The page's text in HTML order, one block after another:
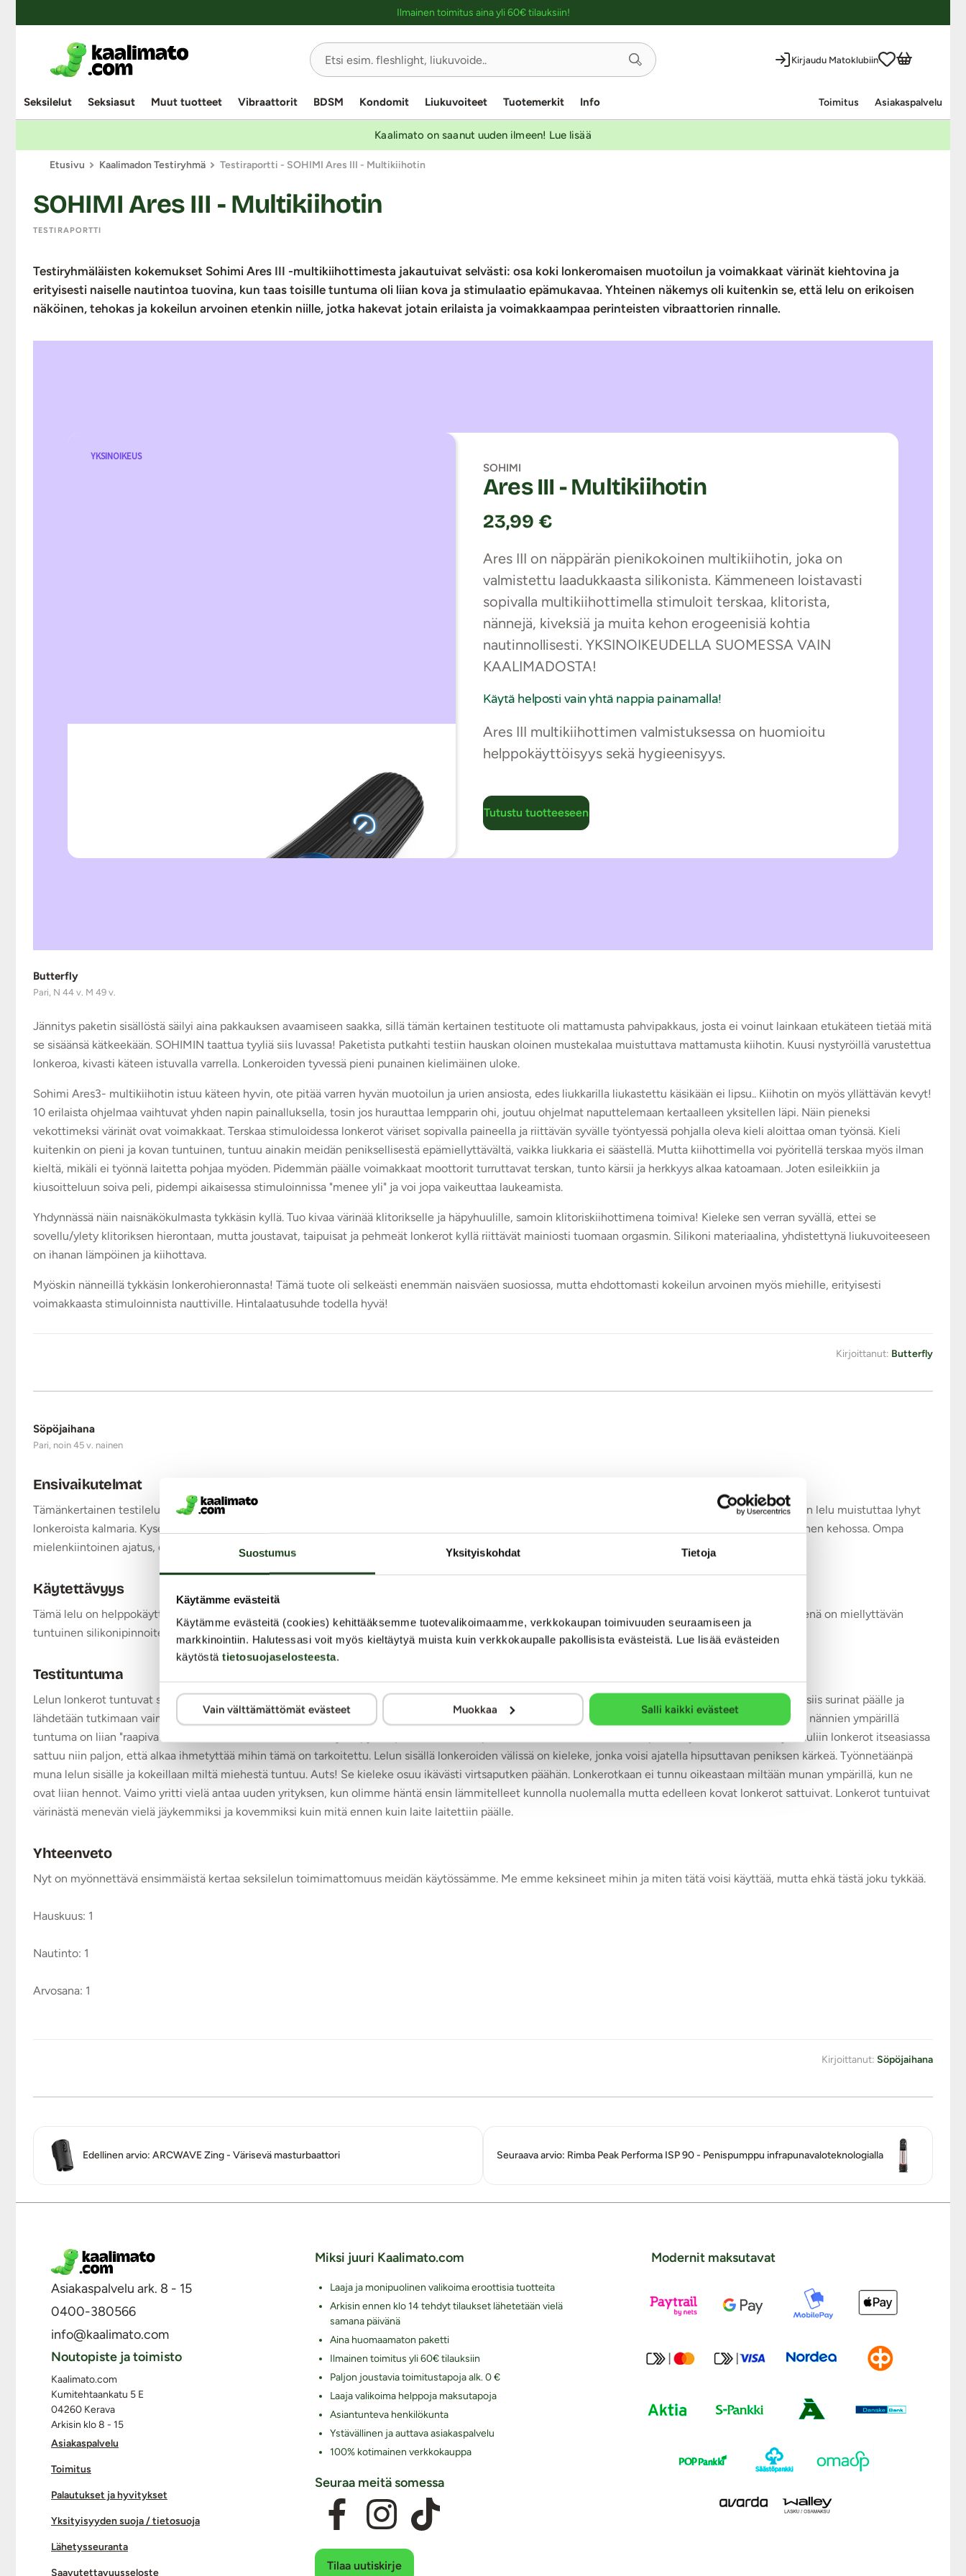
Suostumus Yksityiskohdat Tietoja
Käytämme evästeitä
Käytämme evästeitä (cookies) kehittääksemme tuotevalikoimaamme, verkkokaupan toimivuuden seuraamiseen ja
markkinointiin. Halutessasi voit myös kieltäytyä muista kuin verkkokaupalle pakollisista evästeistä. Lue lisää evästeiden
käytöstä tietosuojaselosteesta.
Vain välttämättömät evästeet Muokkaa Salli kaikki evästeet
Ilmainen toimitus aina yli 60€ tilauksiin!
Kirjaudu Matoklubiin
Seksilelut Seksiasut Muut tuotteet Vibraattorit BDSM Kondomit Liukuvoiteet Tuotemerkit Info Toimitus Asiakaspalvelu
Kaalimato on saanut uuden ilmeen! Lue lisää
Etusivu Kaalimadon Testiryhmä Testiraportti - SOHIMI Ares III - Multikiihotin
SOHIMI Ares III - Multikiihotin
TESTIRAPORTTI
Testiryhmäläisten kokemukset Sohimi Ares III -multikiihottimesta jakautuivat selvästi: osa koki lonkeromaisen muotoilun ja voimakkaat värinät kiehtovina ja
erityisesti naiselle nautintoa tuovina, kun taas toisille tuntuma oli liian kova ja stimulaatio epämukavaa. Yhteinen näkemys oli kuitenkin se, että lelu on erikoisen
näköinen, tehokas ja kokeilun arvoinen etenkin niille, jotka hakevat jotain erilaista ja voimakkaampaa perinteisten vibraattorien rinnalle.
YKSINOIKEUS
SOHIMI
Ares III - Multikiihotin
23,99 €
Ares III on näppärän pienikokoinen multikiihotin, joka on
valmistettu laadukkaasta silikonista. Kämmeneen loistavasti
sopivalla multikiihottimella stimuloit terskaa, klitorista,
nännejä, kiveksiä ja muita kehon erogeenisiä kohtia
nautinnollisesti. YKSINOIKEUDELLA SUOMESSA VAIN
KAALIMADOSTA!
Käytä helposti vain yhtä nappia painamalla!
Ares III multikiihottimen valmistuksessa on huomioitu
helppokäyttöisyys sekä hygieenisyys.
Tutustu tuotteeseen
Butterfly
Pari, N 44 v. M 49 v.
Jännitys paketin sisällöstä säilyi aina pakkauksen avaamiseen saakka, sillä tämän kertainen testituote oli mattamusta pahvipakkaus, josta ei voinut lainkaan etukäteen tietää mitä
se sisäänsä kätkeekään. SOHIMIN taattua tyyliä siis luvassa! Paketista putkahti testiin hauskan oloinen mustekalaa muistuttava mattamusta kiihotin. Kuusi nystyröillä varustettua
lonkeroa, kivasti käteen istuvalla varrella. Lonkeroiden tyvessä pieni punainen kielimäinen uloke.
Sohimi Ares3- multikiihotin istuu käteen hyvin, ote pitää varren hyvän muotoilun ja urien ansiosta, edes liukkarilla liukastettu käsikään ei lipsu.. Kiihotin on myös yllättävän kevyt!
10 erilaista ohjelmaa vaihtuvat yhden napin painalluksella, tosin jos hurauttaa lempparin ohi, joutuu ohjelmat naputtelemaan kertaalleen yksitellen läpi. Näin pieneksi
vekottimeksi värinät ovat voimakkaat. Terskaa stimuloidessa lonkerot väriset sopivalla paineella ja riittävän syvälle työntyessä pohjalla oleva kieli aloittaa oman työnsä. Kieli
kuitenkin on pieni ja kovan tuntuinen, tuntuu ainakin meidän peniksellisestä epämiellyttävältä, vaikka liukkaria ei säästellä. Mutta kiihottimella voi pyöritellä terskaa myös ilman
kieltä, mikäli ei työnnä laitetta pohjaa myöden. Pidemmän päälle voimakkaat moottorit turruttavat terskan, tunto kärsii ja herkkyys alkaa katoamaan. Joten esileikkiin ja
kiusoitteluun soiva peli, pidempi aikaisessa stimuloinnissa "menee yli" ja voi jopa vaikeuttaa laukeamista.
Yhdynnässä näin naisnäkökulmasta tykkäsin kyllä. Tuo kivaa värinää klitorikselle ja häpyhuulille, samoin klitoriskiihottimena toimiva! Kieleke sen verran syvällä, ettei se
sovellu/ylety klitoriksen hierontaan, mutta joustavat, taipuisat ja pehmeät lonkerot kyllä riittävät mainiosti tuomaan orgasmin. Silikoni materiaalina, yhdistettynä liukuvoiteeseen
on ihanan lämpöinen ja kiihottava.
Myöskin nänneillä tykkäsin lonkerohieronnasta! Tämä tuote oli selkeästi enemmän naisväen suosiossa, mutta ehdottomasti kokeilun arvoinen myös miehille, erityisesti
voimakkaasta stimuloinnista nauttiville. Hintalaatusuhde todella hyvä!
Kirjoittanut: Butterfly
Söpöjaihana
Pari, noin 45 v. nainen
Ensivaikutelmat
Tämänkertainen testilelu aiheutti hämmennystä! Pakkaus ei paljasta oikeastaan mitään kenelle ja minkälaiseen käyttöön lelu on suunnattu. Muotoilultaan lelu muistuttaa lyhyt
lonkeroista kalmaria. Kyseessä on Sohimi Ares III multikiihotin, joka on tarkoitettu stimuloimaan nautinnollisesti kaikkia erogeenisiä alueita naisen ja miehen kehossa. Ompa
mielenkiintoinen ajatus, että yksi lelu toimisi kaikkeen, joten tartuimme innokkaasti testiin.
Käytettävyys
Tämä lelu on helppokäyttöinen, kun on vain yksi nappula. Siitä napsuttelemalla voi selata läpi kaikki 10 erilaista värinää tai pulssimaista liikettä. Päällysteenä on miellyttävän
tuntuinen silikonipinnoite ja lelun kuudessa taipuisassa lonkerossa on nystyröitä.
Testituntuma
Lelun lonkerot tuntuvat sormin hypistellessä yllättävän kovilta, joten herää pieni epäilys voiko lelu tuntua kovin hyvältä herkimmissä paikoissa. Laitetaan siis surinat päälle ja
lähdetään tutkimaan vaimon kehoa ja tuntemuksia. Aloitetaan niskasta ja kaulalta ja edetään kohti rintoja. Lonkerot kutittavat ihan kivasti kaulalla, mutta nännien ympärillä
tuntuma on liian "raapiva". Edetään alemmaksi kohti nivusia ja häpykumpua. Tuntuu ihan peruskivalle, muttei sen ihmeempiä säväyksiä. Klitorikseen ja huuliin lonkerot itseasiassa
sattuu niin paljon, että alkaa ihmetyttää mihin tämä on tarkoitettu. Lelun sisällä lonkeroiden välissä on kieleke, jonka voisi ajatella hipsuttavan peniksen kärkeä. Työnnetäänpä
muna lelun sisälle ja kokeillaan miltä miehestä tuntuu. Auts! Se kieleke osuu ikävästi virtsaputken päähän. Lonkerotkaan ei tunnu oikeastaan miltään munan ympärillä, kun ne
ovat liian hennot. Vaimo yritti vielä antaa uuden yrityksen, kun olimme häntä ensin lämmitelleet kunnolla nuolemalla mutta edelleen kovat lonkerot sattuivat. Lonkerot tuntuivat
värinästä menevän vielä jäykemmiksi ja kovemmiksi kuin mitä ennen kuin laite laitettiin päälle.
Yhteenveto
Nyt on myönnettävä ensimmäistä kertaa seksilelun toimimattomuus meidän käytössämme. Me emme keksineet mihin ja miten tätä voisi käyttää, mutta ehkä tästä joku tykkää.
Hauskuus: 1
Nautinto: 1
Arvosana: 1
Kirjoittanut: Söpöjaihana
Edellinen arvio: ARCWAVE Zing - Värisevä masturbaattori Seuraava arvio: Rimba Peak Performa ISP 90 - Penispumppu infrapunavaloteknologialla
Asiakaspalvelu ark. 8 - 15
0400-380566
info@kaalimato.com
Asiakaspalvelu
Toimitus
Palautukset ja hyvitykset
Yksityisyyden suoja / tietosuoja
Lähetysseuranta
Saavutettavuusseloste
Noutopiste ja toimisto
Kaalimato.com
Kumitehtaankatu 5 E
04260 Kerava
Arkisin klo 8 - 15
Miksi juuri Kaalimato.com
Laaja ja monipuolinen valikoima eroottisia tuotteita
Arkisin ennen klo 14 tehdyt tilaukset lähetetään vielä
samana päivänä
Aina huomaamaton paketti
Ilmainen toimitus yli 60€ tilauksiin
Paljon joustavia toimitustapoja alk. 0 €
Laaja valikoima helppoja maksutapoja
Asiantunteva henkilökunta
Ystävällinen ja auttava asiakaspalvelu
100% kotimainen verkkokauppa
Seuraa meitä somessa
Tilaa uutiskirje
Modernit maksutavat